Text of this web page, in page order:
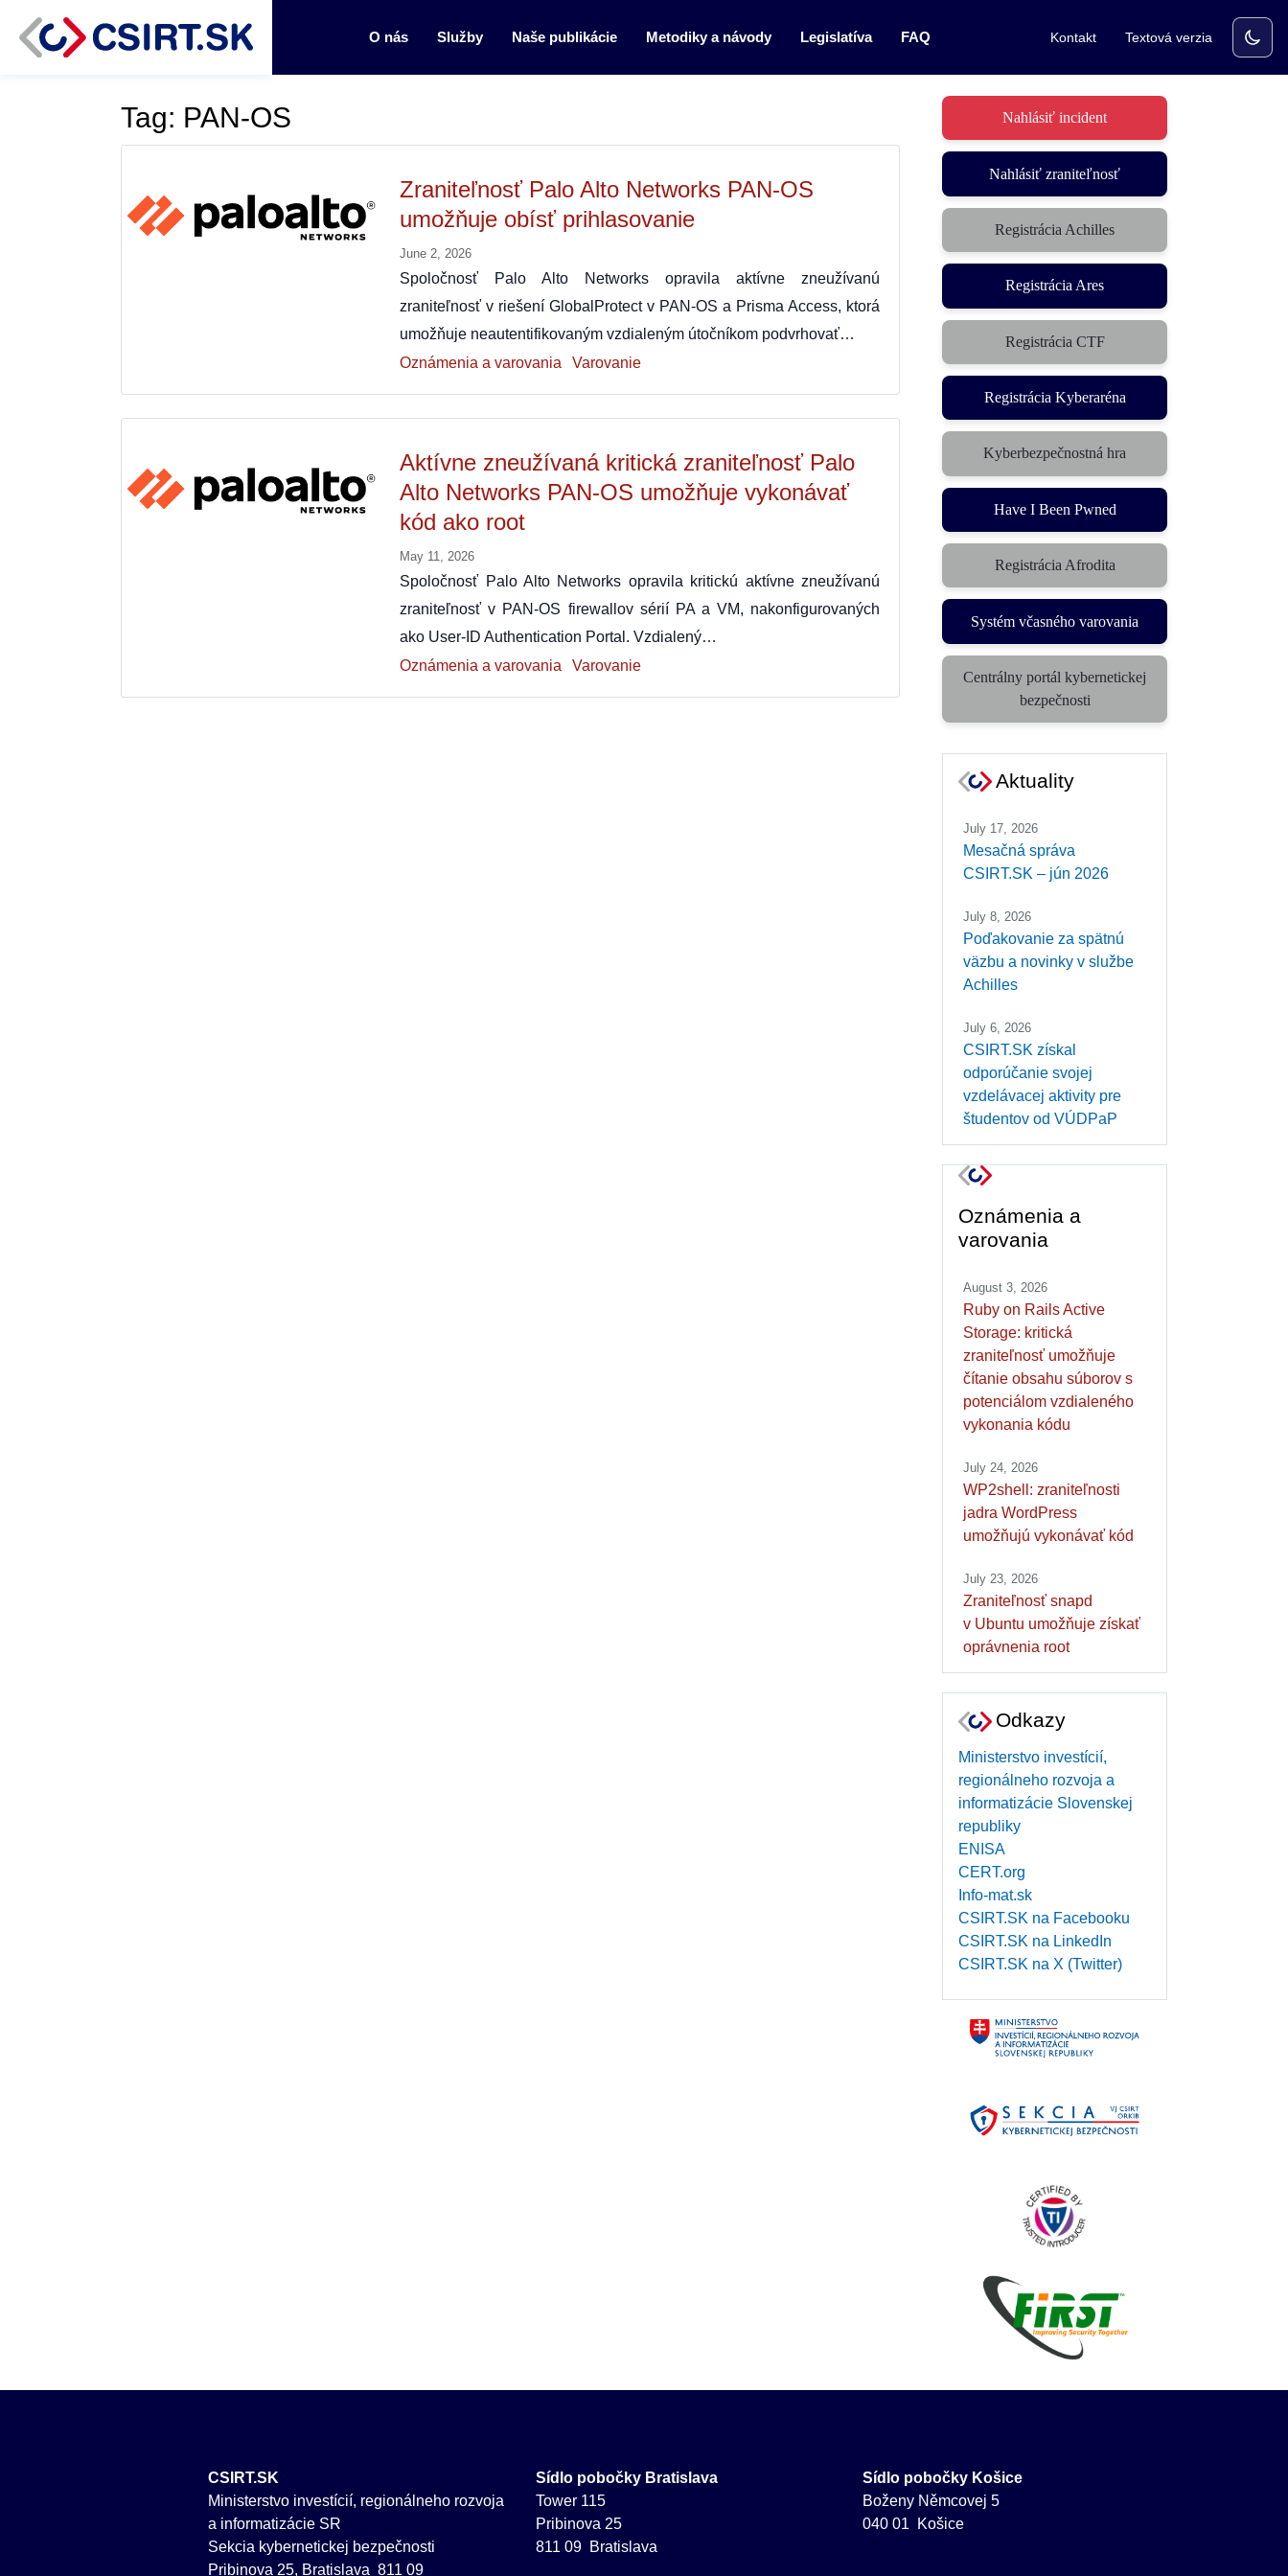
O nás Služby Naše publikácie Metodiky a návody Legislatíva FAQ Kontakt Textová verzia
Tag: PAN-OS
Zraniteľnosť Palo Alto Networks PAN-OS
umožňuje obísť prihlasovanie
June 2, 2026
Spoločnosť Palo Alto Networks opravila aktívne zneužívanú
zraniteľnosť v riešení GlobalProtect v PAN-OS a Prisma Access, ktorá
umožňuje neautentifikovaným vzdialeným útočníkom podvrhovať…
Oznámenia a varovania
Varovanie
Aktívne zneužívaná kritická zraniteľnosť Palo
Alto Networks PAN-OS umožňuje vykonávať
kód ako root
May 11, 2026
Spoločnosť Palo Alto Networks opravila kritickú aktívne zneužívanú
zraniteľnosť v PAN-OS firewallov sérií PA a VM, nakonfigurovaných
ako User-ID Authentication Portal. Vzdialený…
Oznámenia a varovania
Varovanie
Nahlásiť incident
Nahlásiť zraniteľnosť
Registrácia Achilles
Registrácia Ares
Registrácia CTF
(otvorí sa v novom okne)
Registrácia Kyberaréna
Kyberbezpečnostná hra
(otvorí sa v novom okne)
Have I Been Pwned
Registrácia Afrodita
Systém včasného varovania
(otvorí sa v novom okne)
Centrálny portál kybernetickej
bezpečnosti(otvorí sa v novom okne)
Aktuality
July 17, 2026
Mesačná správa
CSIRT.SK – jún 2026
July 8, 2026
Poďakovanie za spätnú
väzbu a novinky v službe
Achilles
July 6, 2026
CSIRT.SK získal
odporúčanie svojej
vzdelávacej aktivity pre
študentov od VÚDPaP
Oznámenia a
varovania
August 3, 2026
Ruby on Rails Active
Storage: kritická
zraniteľnosť umožňuje
čítanie obsahu súborov s
potenciálom vzdialeného
vykonania kódu
July 24, 2026
WP2shell: zraniteľnosti
jadra WordPress
umožňujú vykonávať kód
July 23, 2026
Zraniteľnosť snapd
v Ubuntu umožňuje získať
oprávnenia root
Odkazy
Ministerstvo investícií,
regionálneho rozvoja a
informatizácie Slovenskej
republiky
ENISA
CERT.org
Info-mat.sk
CSIRT.SK na Facebooku
CSIRT.SK na LinkedIn
CSIRT.SK na X (Twitter)
CSIRT.SK
Ministerstvo investícií, regionálneho rozvoja
a informatizácie SR
Sekcia kybernetickej bezpečnosti
Pribinova 25, Bratislava 811 09
Sídlo pobočky Bratislava
Tower 115
Pribinova 25
811 09 Bratislava
Sídlo pobočky Košice
Boženy Němcovej 5
040 01 Košice